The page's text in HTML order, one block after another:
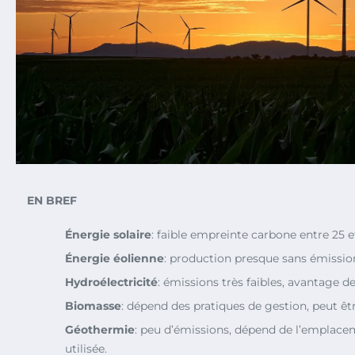
EN BREF
Énergie solaire: faible empreinte carbone entre 25
Énergie éolienne: production presque sans
Hydroélectricité: émissions très faibles, avantage
Biomasse: dépend des pratiques de gestion, peut
Géothermie: peu d’émissions, dépend de
utilisée.